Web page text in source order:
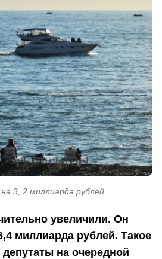
3, 2 миллиарда рублей
увеличили. Он
миллиарда рублей. Такое
на очередной